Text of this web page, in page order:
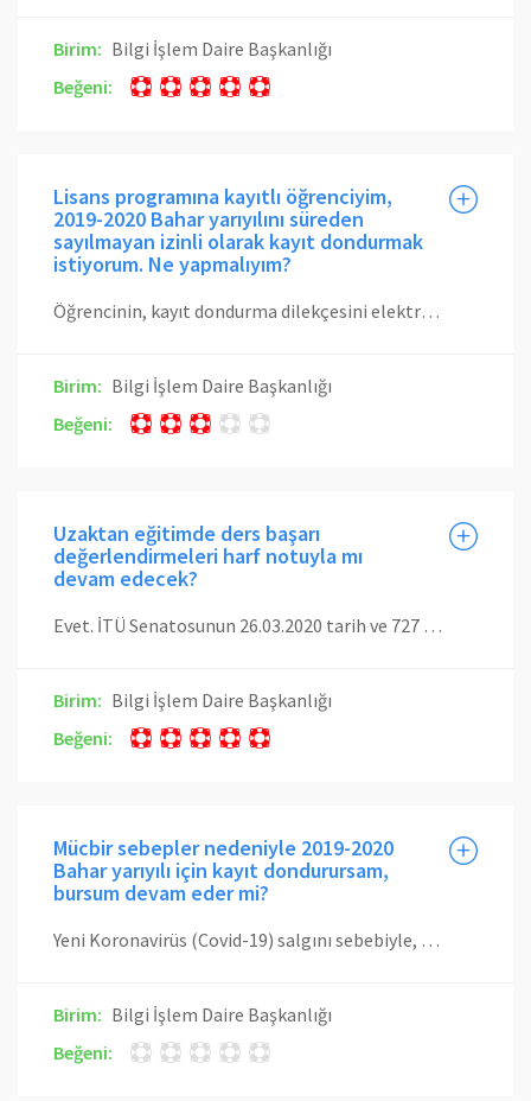
Birim: Bilgi İşlem Daire Başkanlığı
Beğeni:
Lisans programına kayıtlı öğrenciyim,
2019-2020 Bahar yarıyılını süreden
sayılmayan izinli olarak kayıt dondurmak
istiyorum. Ne yapmalıyım?
Öğrencinin, kayıt dondurma dilekçesini elektronik ortamda öğrencinin bağlı olduğu fakülteye/Konservatuar’a göndermesi gerekmektedir.
Birim: Bilgi İşlem Daire Başkanlığı
Beğeni:
Uzaktan eğitimde ders başarı
değerlendirmeleri harf notuyla mı
devam edecek?
Evet. İTÜ Senatosunun 26.03.2020 tarih ve 727 sayılı toplantısında ders başarısı değerlendirmesinin harf notu ile yapılmasının devamına aşağıdaki gerekçelerle karar verilmiştir; a) Öğrencilerimiz, yürürlükte olan not sistemi ölçütlerine bağlı başarı burslarından faydalanmaktadır. Başka not sistemi uygulandığı takdirde, öğrencilerimiz burslarında mağduriyet yaşayacaktır. b) Geçerli olan harf notu dışında bir uygulama sonucunda öğrencilerimizin mezuniyet derecelerinde hukuki sıkıntılar ve adaletsizlik meydana gelebilecektir. c) Genel not ortalaması 2.0’ın altında olan ve mezuniyet aşamasındaki öğrencilerimiz, harf notu sistemi dışındaki Başarılı/Başarısız (BL/BZ) gibi diğer not sistemlerinden olumsuz etkilenmektedirler. d) ÇAP, YANDAL ve YATAY GEÇİŞ yapacak öğrencilerimiz BL/BZ gibi not sistemlerinden olumsuz etkilenmektedir. Başvuru yapılan “program kontenjanı genel not başarı sıralaması”nda adaletsiz bir durum ortaya çıkmaktadır. e) Öğrencilerimiz, not ortalamasına göre lisansüstü programlara başvurularında mağduriyet yaşayabilecektir.
Birim: Bilgi İşlem Daire Başkanlığı
Beğeni:
Mücbir sebepler nedeniyle 2019-2020
Bahar yarıyılı için kayıt dondurursam,
bursum devam eder mi?
Yeni Koronavirüs (Covid-19) salgını sebebiyle, 2019-2020 Eğitim-Öğretim yılı Bahar yarıyılında kayıtlarını dondurmak isteyen öğrencilere "Yükseköğretim Kurumlarındaki Lisans Programlarına Kayıtlı Öğrencilere Verilecek Burslara İlişkin Usul ve Esaslar" ın "Genel Esaslar" başlıklı 5. Maddesinin 7. Fıkrasında belirtilen "Öğrenciler burs aldıkları süre boyunca eğitimlerine kesintisiz devam etmek zorundadırlar. Mücbir sebeplerle kayıt donduran öğrenciye, bu süre zarfında burs ödemesi yapılmaz, ancak eğitime başlamaları halinde bu süre bursluluk sürelerine eklenir." hükmü uyarınca işlem yapılacaktır.
Birim: Bilgi İşlem Daire Başkanlığı
Beğeni: